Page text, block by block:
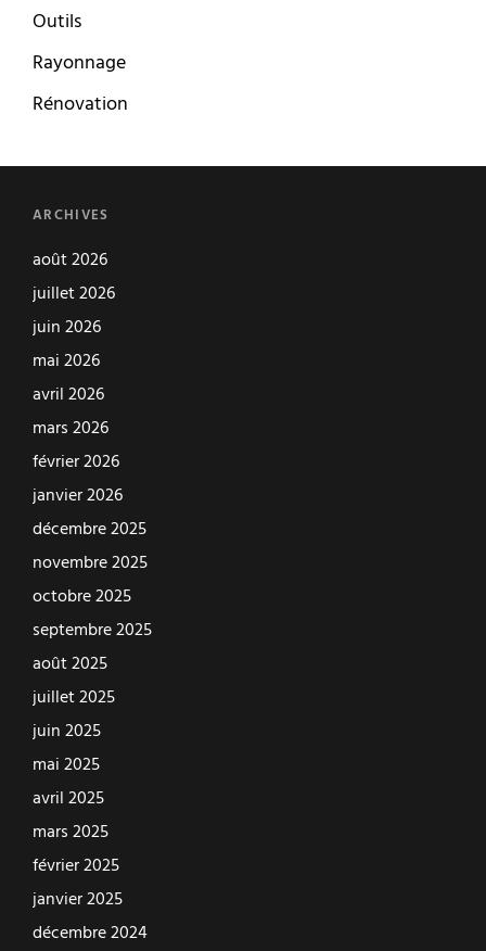
Outils
Rayonnage
Rénovation
ARCHIVES
août 2026
juillet 2026
juin 2026
mai 2026
avril 2026
mars 2026
février 2026
janvier 2026
décembre 2025
novembre 2025
octobre 2025
septembre 2025
août 2025
juillet 2025
juin 2025
mai 2025
avril 2025
mars 2025
février 2025
janvier 2025
décembre 2024